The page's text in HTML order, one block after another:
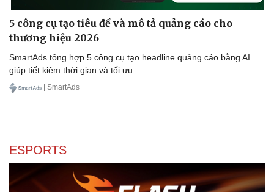
Phòng mạch online
Ăn sạch sống khỏe
5 công cụ tạo tiêu đề và mô tả quảng cáo cho
thương hiệu 2026
SmartAds tổng hợp 5 công cụ tạo headline quảng cáo bằng AI
giúp tiết kiệm thời gian và tối ưu.
| SmartAds
ESPORTS